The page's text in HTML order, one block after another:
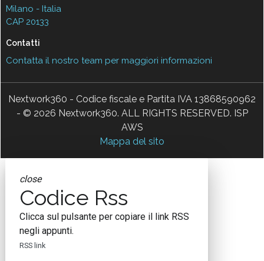
Milano - Italia
CAP 20133
Contatti
Contatta il nostro team per maggiori informazioni
Nextwork360 - Codice fiscale e Partita IVA 13868590962
- © 2026 Nextwork360. ALL RIGHTS RESERVED. ISP
AWS
Mappa del sito
close
Codice Rss
Clicca sul pulsante per copiare il link RSS
negli appunti.
RSS link